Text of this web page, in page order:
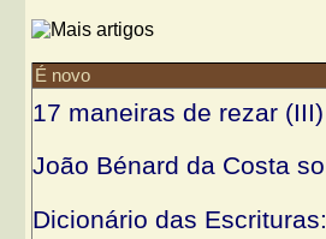
É novo
17 maneiras de rezar (III)
João Bénard da Costa
Dicionário das